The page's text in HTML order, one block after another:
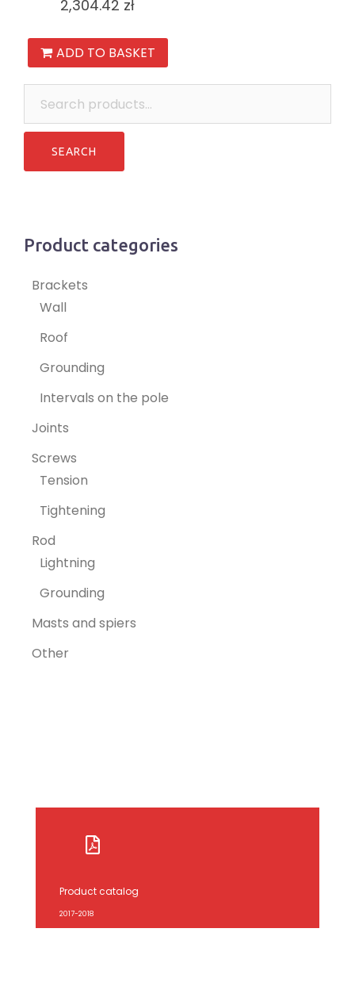
2,304.42 zł
ADD TO BASKET
Product categories
Brackets
Wall
Roof
Grounding
Intervals on the pole
Joints
Screws
Tension
Tightening
Rod
Lightning
Grounding
Masts and spiers
Other
Product catalog
2017-2018